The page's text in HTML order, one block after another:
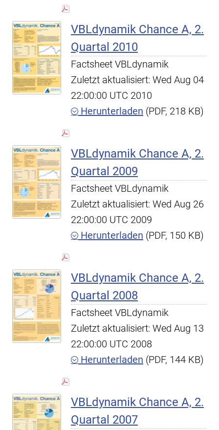
VBLdynamik Chance A, 2.
Quartal 2010
Factsheet VBLdynamik
Zuletzt aktualisiert: Wed Aug 04
22:00:00 UTC 2010
Herunterladen (PDF, 218 KB)
VBLdynamik Chance A, 2.
Quartal 2009
Factsheet VBLdynamik
Zuletzt aktualisiert: Wed Aug 26
22:00:00 UTC 2009
Herunterladen (PDF, 150 KB)
VBLdynamik Chance A, 2.
Quartal 2008
Factsheet VBLdynamik
Zuletzt aktualisiert: Wed Aug 13
22:00:00 UTC 2008
Herunterladen (PDF, 144 KB)
VBLdynamik Chance A, 2.
Quartal 2007